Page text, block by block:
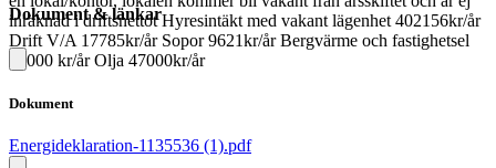
inräknad i driftsnettot Hyresintäkt med vakant lägenhet 402156kr/år
Drift V/A 17785kr/år Sopor 9621kr/år Bergvärme och fastighetsel
56000 kr/år Olja 47000kr/år
Dokument & länkar
Dokument
Energideklaration-1135536 (1).pdf